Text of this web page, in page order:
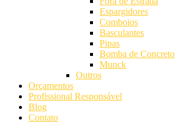
Espargidores
Comboios
Basculantes
Pipas
Bomba de Concreto
Munck
Outros
Orçamentos
Profissional Responsável
Blog
Contato